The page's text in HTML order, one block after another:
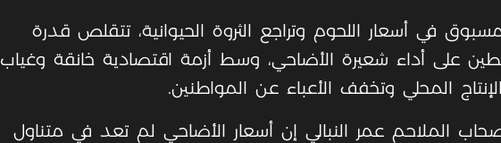
في أسعار اللحوم وتراجع الثروة الحيوانية، تتقلص قدرة
على أداء شعيرة الأضاحي، وسط أزمة اقتصادية خانقة وغياب
المحلي وتخفف الأعباء عن المواطنين.
الملاحم عمر النبالي إن أسعار الأضاحي لم تعد في متناول